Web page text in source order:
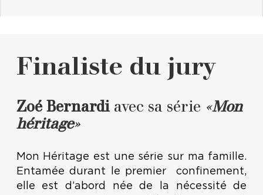
Finaliste du jury
Zoé Bernardiavec sa série «Mon
héritage»
Mon Héritage est une série sur ma famille.
Entamée durant le premier confinement,
elle est d’abord née de la nécessité de